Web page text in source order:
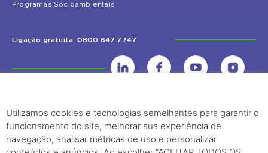
Programas Socioambientais
Ligação gratuita: 0800 647 7747
UHE Jirau
Rodovia BR-364, KM 824 S/Nº - Distrito de Jaci Paraná – Porto Velho
(RO) – CEP: 76840-000 – Telefone: (69) 2182.8600
Utilizamos cookies e tecnologias semelhantes para garantir o
funcionamento do site, melhorar sua experiência de
navegação, analisar métricas de uso e personalizar